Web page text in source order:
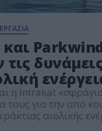
η Intrakat
τους για την από
αιολικής